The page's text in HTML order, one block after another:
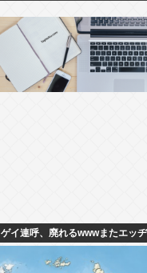
ゲイ連呼、廃れるwwwまたエッ